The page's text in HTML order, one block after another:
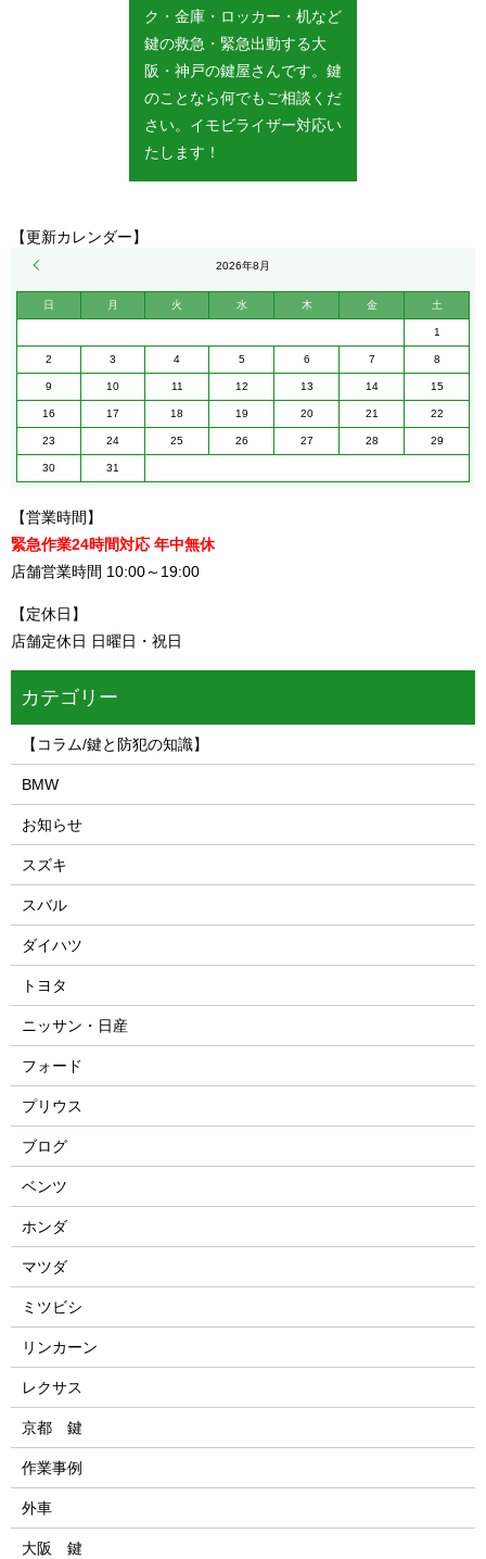
ク・金庫・ロッカー・机など
鍵の救急・緊急出動する大
阪・神戸の鍵屋さんです。鍵
のことなら何でもご相談くだ
さい。イモビライザー対応い
たします！
【更新カレンダー】
2026年8月
日 月 火 水 木 金 土
1
2 3 4 5 6 7 8
9 10 11 12 13 14 15
16 17 18 19 20 21 22
23 24 25 26 27 28 29
30 31
【営業時間】
緊急作業24時間対応 年中無休
店舗営業時間 10:00～19:00
【定休日】
店舗定休日 日曜日・祝日
カテゴリー
【コラム/鍵と防犯の知識】
BMW
お知らせ
スズキ
スバル
ダイハツ
トヨタ
ニッサン・日産
フォード
プリウス
ブログ
ベンツ
ホンダ
マツダ
ミツビシ
リンカーン
レクサス
京都 鍵
作業事例
外車
大阪 鍵